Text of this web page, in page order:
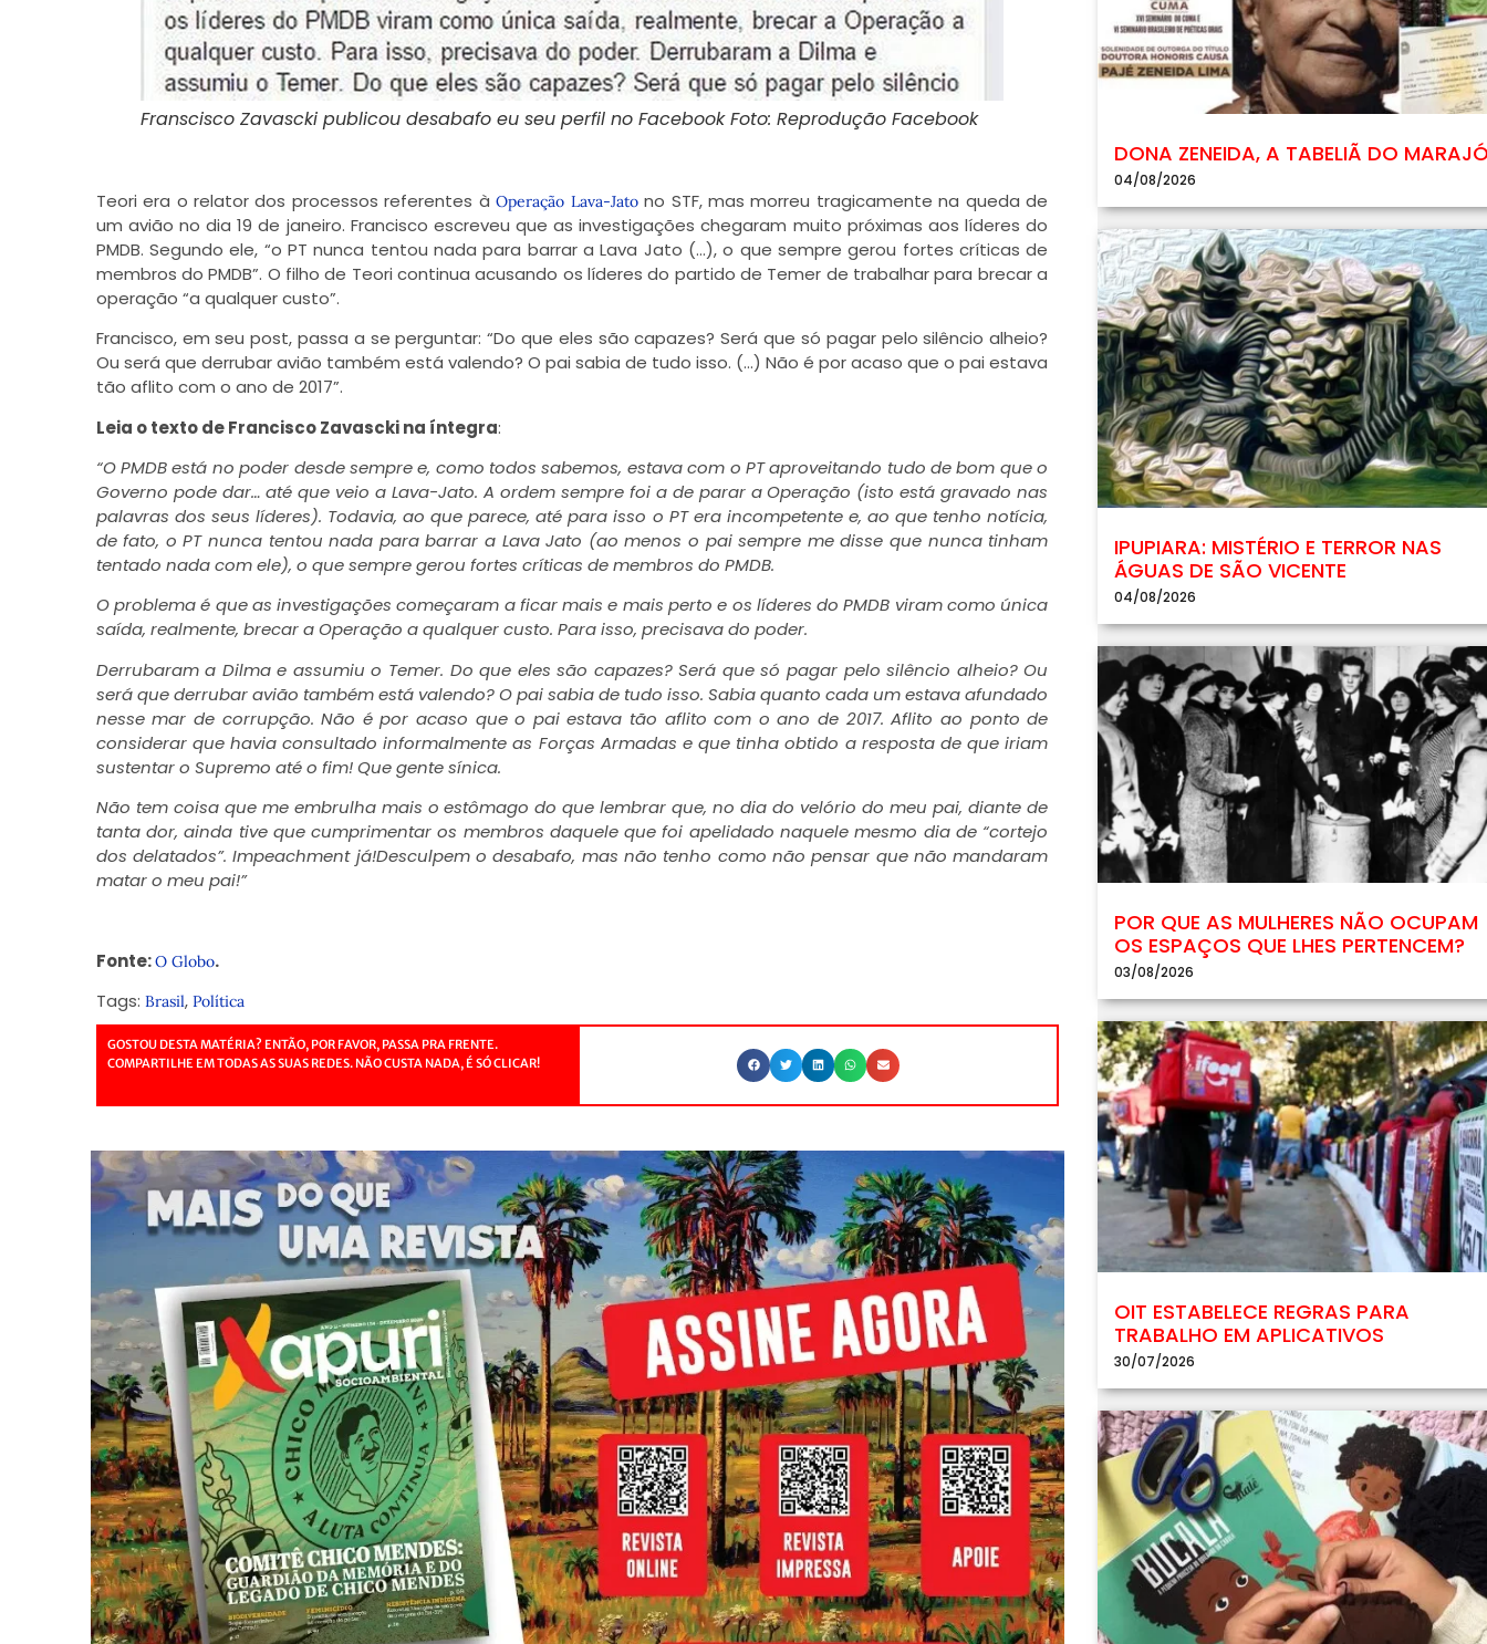
Franscisco Zavascki publicou desabafo eu seu perfil no Facebook Foto: Reprodução Facebook
Teori era o relator dos processos referentes àOperação Lava-Jatono STF, mas morreu tragicamente na queda de
um avião no dia 19 de janeiro. Francisco escreveu que as investigações chegaram muito próximas aos líderes do
PMDB. Segundo ele, “o PT nunca tentou nada para barrar a Lava Jato (…), o que sempre gerou fortes críticas de
membros do PMDB”. O filho de Teori continua acusando os líderes do partido de Temer de trabalhar para brecar a
operação “a qualquer custo”.
Francisco, em seu post, passa a se perguntar: “Do que eles são capazes? Será que só pagar pelo silêncio alheio?
Ou será que derrubar avião também está valendo? O pai sabia de tudo isso. (…) Não é por acaso que o pai estava
tão aflito com o ano de 2017”.
Leia o texto de Francisco Zavascki na íntegra:
“O PMDB está no poder desde sempre e, como todos sabemos, estava com o PT aproveitando tudo de bom que o
Governo pode dar… até que veio a Lava-Jato. A ordem sempre foi a de parar a Operação (isto está gravado nas
palavras dos seus líderes). Todavia, ao que parece, até para isso o PT era incompetente e, ao que tenho notícia,
de fato, o PT nunca tentou nada para barrar a Lava Jato (ao menos o pai sempre me disse que nunca tinham
tentado nada com ele), o que sempre gerou fortes críticas de membros do PMDB.
O problema é que as investigações começaram a ficar mais e mais perto e os líderes do PMDB viram como única
saída, realmente, brecar a Operação a qualquer custo. Para isso, precisava do poder.
Derrubaram a Dilma e assumiu o Temer. Do que eles são capazes? Será que só pagar pelo silêncio alheio? Ou
será que derrubar avião também está valendo? O pai sabia de tudo isso. Sabia quanto cada um estava afundado
nesse mar de corrupção. Não é por acaso que o pai estava tão aflito com o ano de 2017. Aflito ao ponto de
considerar que havia consultado informalmente as Forças Armadas e que tinha obtido a resposta de que iriam
sustentar o Supremo até o fim! Que gente sínica.
Não tem coisa que me embrulha mais o estômago do que lembrar que, no dia do velório do meu pai, diante de
tanta dor, ainda tive que cumprimentar os membros daquele que foi apelidado naquele mesmo dia de “cortejo
dos delatados”. Impeachment já!Desculpem o desabafo, mas não tenho como não pensar que não mandaram
matar o meu pai!”
Fonte:O Globo.
Tags: Brasil, Política
GOSTOU DESTA MATÉRIA? ENTÃO, POR FAVOR, PASSA PRA FRENTE.
COMPARTILHE EM TODAS AS SUAS REDES. NÃO CUSTA NADA, É SÓ CLICAR!
DONA ZENEIDA, A TABELIÃ DO
04/08/2026
IPUPIARA: MISTÉRIO E TERROR NAS
ÁGUAS DE SÃO VICENTE
04/08/2026
POR QUE AS MULHERES NÃO OCUPAM
OS ESPAÇOS QUE LHES PERTENCEM?
03/08/2026
OIT ESTABELECE REGRAS PARA
TRABALHO EM APLICATIVOS
30/07/2026